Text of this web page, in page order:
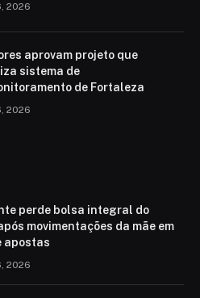
2026
aprovam projeto que
sistema de
de Fortaleza
2026
perde bolsa integral do
movimentações da mãe em
apostas
2026